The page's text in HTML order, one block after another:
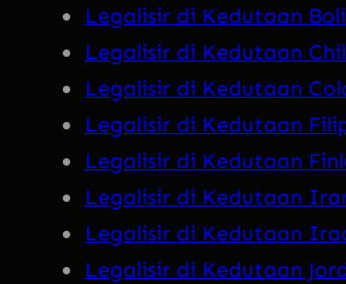
Legalisir di Kedutaan
Legalisir di Kedutaan
Legalisir di Kedutaan
Legalisir di Kedutaan
Legalisir di Kedutaan
Legalisir di Kedutaan
Legalisir di Kedutaan
Legalisir di Kedutaan